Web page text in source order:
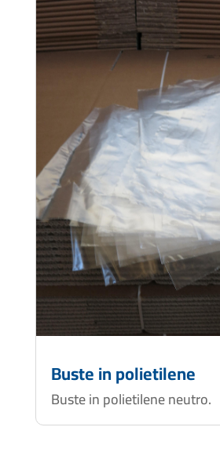
Buste in polietilene
Buste in polietilene neutro.